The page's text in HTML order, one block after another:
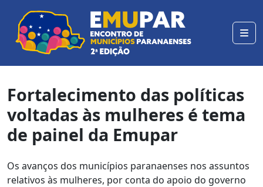
Fortalecimento das políticas
voltadas às mulheres é tema
de painel da Emupar
Os avanços dos municípios paranaenses nos assuntos
relativos às mulheres, por conta do apoio do governo